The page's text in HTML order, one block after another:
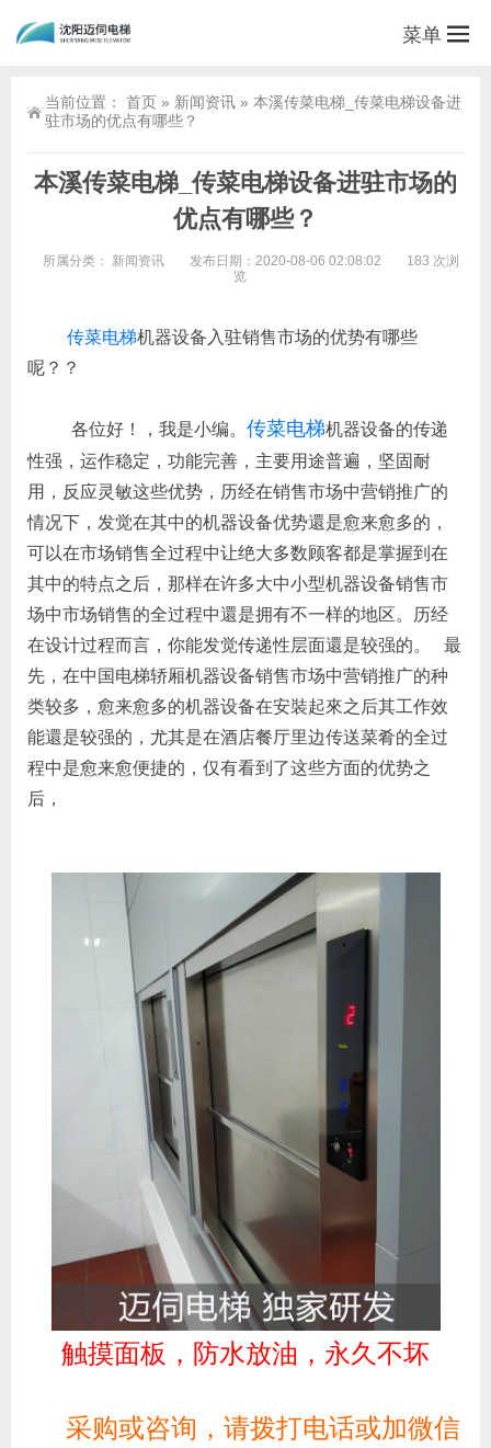
菜单
当前位置： 首页 » 新闻资讯 » 本溪传菜电梯_传菜电梯设备进
驻市场的优点有哪些？
本溪传菜电梯_传菜电梯设备进驻市场的
优点有哪些？
所属分类： 新闻资讯 发布日期：2020-08-06 02:08:02
183 次浏
览
传菜电梯机器设备入驻销售市场的优势有哪些
呢？？
各位好！，我是小编。 传菜电梯机器设备的传递
性强，运作稳定，功能完善，主要用途普遍，坚固耐
用，反应灵敏这些优势，历经在销售市场中营销推广的
情况下，发觉在其中的机器设备优势還是愈来愈多的，
可以在市场销售全过程中让绝大多数顾客都是掌握到在
其中的特点之后，那样在许多大中小型机器设备销售市
场中市场销售的全过程中還是拥有不一样的地区。历经
在设计过程而言，你能发觉传递性层面還是较强的。 最
先，在中国电梯轿厢机器设备销售市场中营销推广的种
类较多，愈来愈多的机器设备在安裝起來之后其工作效
能還是较强的，尤其是在酒店餐厅里边传送菜肴的全过
程中是愈来愈便捷的，仅有看到了这些方面的优势之
后，
触摸面板，防水放油，永久不坏
采购或咨询，请拨打电话或加微信